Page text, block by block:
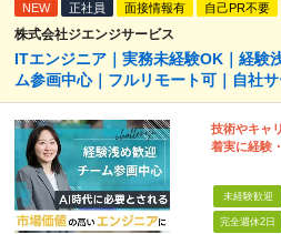
NEW 正社員 面接情報有 自己PR不要
株式会社ジエンジサービス
ITエンジニア｜実務未経験OK｜経験
ム参画中心｜フルリモート可｜自社サ
技術やキャ
着実に経験
未経験歓迎
完全週休2日